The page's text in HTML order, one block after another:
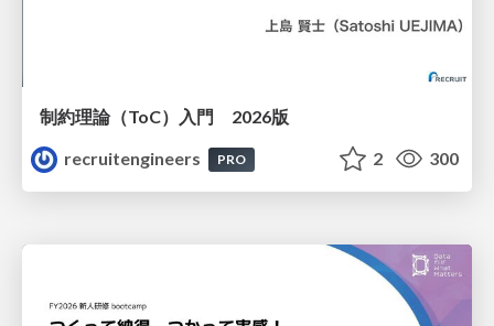
制約理論（ToC）入門 2026版
recruitengineers
PRO 2 300